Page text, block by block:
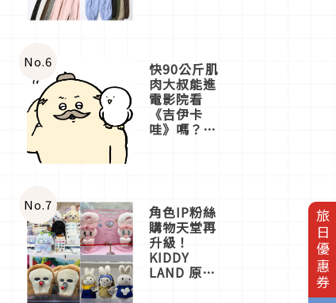
旅日優惠券
No.6 快90公斤肌
肉大叔能進
電影院看
《吉伊卡
哇》嗎？日
一同給出了
答案
No.7 角色IP粉絲
購物天堂再
升級！
KIDDY
LAND 原宿